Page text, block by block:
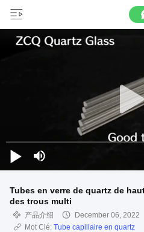
Tubes en verre de quartz de
des trous multi
产品介绍
December 06, 2022
Mot Clé: Tube capillaire en quartz